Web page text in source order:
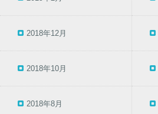
2018年12月
2018年10月
2018年8月